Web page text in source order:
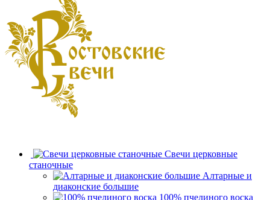
Свечи церковные
станочные
Алтарные и
диаконские большие
100% пчелиного воска